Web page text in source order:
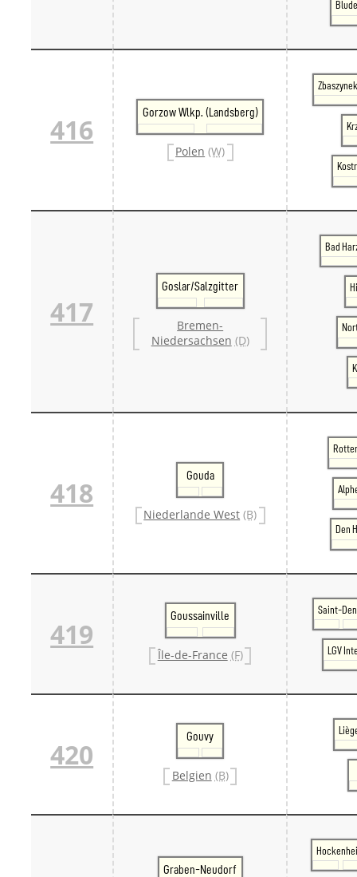
416
Gorzow Wlkp. (Landsberg)
Polen (W)
417
Goslar/Salzgitter
Bremen-
Niedersachsen (D)
Bad
418
Gouda
Niederlande West (B)
Den
419
Goussainville
Île-de-France (F)
Saint-
LGV
420
Gouvy
Belgien (B)
Graben-Neudorf